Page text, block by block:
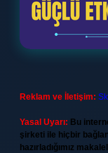
Reklam ve İletişim:
Yasal Uyarı: Bu
şirketi ile hiçbir
hazırladığımız